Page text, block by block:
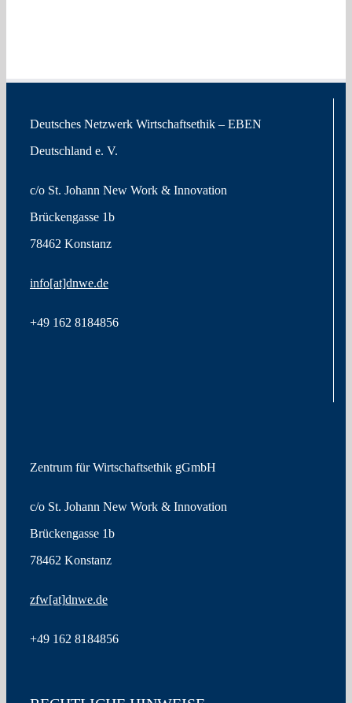
Deutsches Netzwerk Wirtschaftsethik – EBEN
Deutschland e. V.
c/o St. Johann New Work & Innovation
Brückengasse 1b
78462 Konstanz
info[at]dnwe.de
+49 162 8184856
Zentrum für Wirtschaftsethik gGmbH
c/o St. Johann New Work & Innovation
Brückengasse 1b
78462 Konstanz
zfw[at]dnwe.de
+49 162 8184856